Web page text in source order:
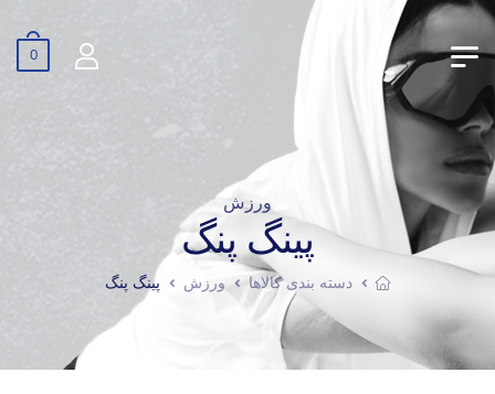
0
ورزش
پینگ پنگ
دسته بندی کالاها ورزش پینگ پنگ